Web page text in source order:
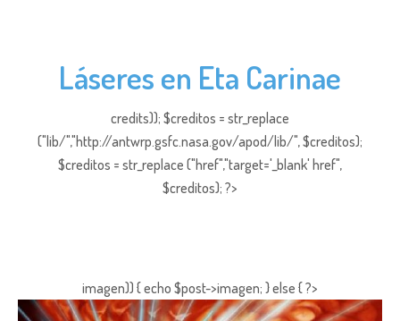
Láseres en Eta Carinae
credits)); $creditos = str_replace
("lib/","http://antwrp.gsfc.nasa.gov/apod/lib/", $creditos);
$creditos = str_replace ("href","target='_blank' href",
$creditos); ?>
imagen)) { echo $post->imagen; } else { ?>